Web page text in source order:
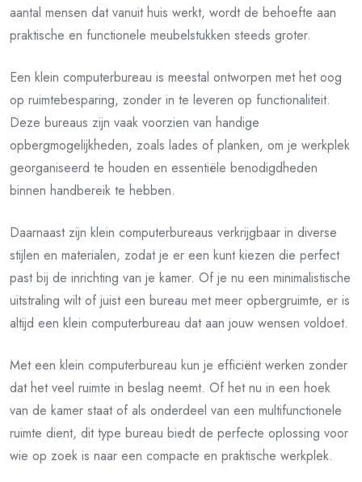
aantal mensen dat vanuit huis werkt, wordt de behoefte aan
praktische en functionele meubelstukken steeds groter.
Een klein computerbureau is meestal ontworpen met het oog
op ruimtebesparing, zonder in te leveren op functionaliteit.
Deze bureaus zijn vaak voorzien van handige
opbergmogelijkheden, zoals lades of planken, om je werkplek
georganiseerd te houden en essentiële benodigdheden
binnen handbereik te hebben.
Daarnaast zijn klein computerbureaus verkrijgbaar in diverse
stijlen en materialen, zodat je er een kunt kiezen die perfect
past bij de inrichting van je kamer. Of je nu een minimalistische
uitstraling wilt of juist een bureau met meer opbergruimte, er is
altijd een klein computerbureau dat aan jouw wensen voldoet.
Met een klein computerbureau kun je efficiënt werken zonder
dat het veel ruimte in beslag neemt. Of het nu in een hoek
van de kamer staat of als onderdeel van een multifunctionele
ruimte dient, dit type bureau biedt de perfecte oplossing voor
wie op zoek is naar een compacte en praktische werkplek.